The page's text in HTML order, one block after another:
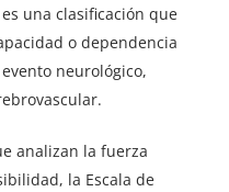
una clasificación que
o dependencia
neurológico,
analizan la fuerza
la Escala de